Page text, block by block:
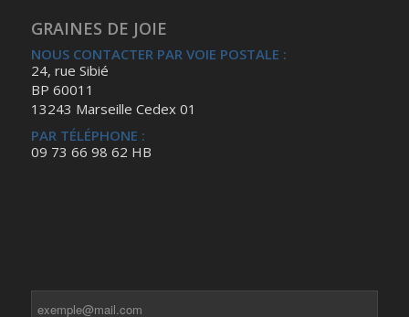
GRAINES DE JOIE
NOUS CONTACTER PAR VOIE POSTALE :
24, rue Sibié
BP 60011
13243 Marseille Cedex 01
PAR TÉLÉPHONE :
09 73 66 98 62 HB